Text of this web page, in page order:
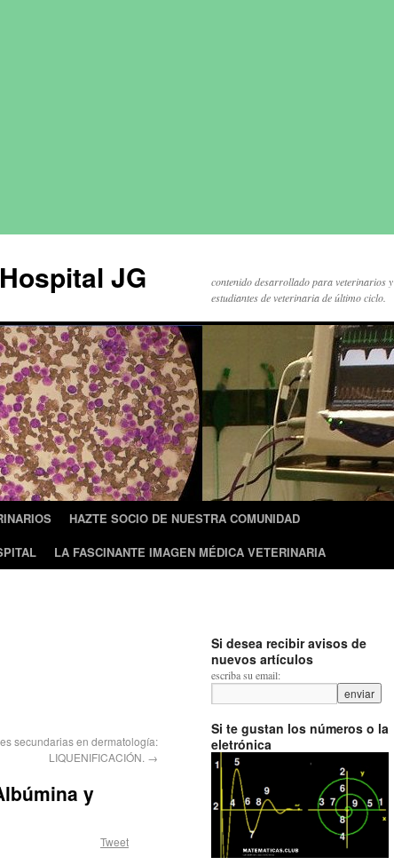
JG
contenido desarrollado para veterinarios y
estudiantes de veterinaria de último ciclo.
HAZTE SOCIO DE NUESTRA COMUNIDAD
LA FASCINANTE IMAGEN MÉDICA VETERINARIA
secundarias en dermatología:
LIQUENIFICACIÓN. →
y
Tweet
Si desea recibir avisos de
nuevos artículos
escriba su email:
Si te gustan los números o la
eletrónica